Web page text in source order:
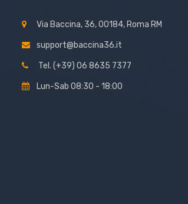
Via Baccina, 36, 00184, Roma RM
support@baccina36.it
Tel. (+39) 06 8635 7377
Lun-Sab 08:30 - 18:00